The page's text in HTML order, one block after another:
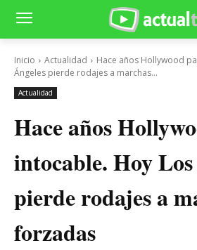
Inicio Actualidad
Hace años Hollywood
Ángeles pierde rodajes a marchas...
Actualidad
Hace años
intocable. Hoy
pierde rodajes a
forzadas